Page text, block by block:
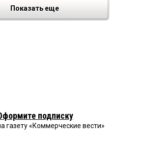
Показать еще
подписку
газету «Коммерческие вести»